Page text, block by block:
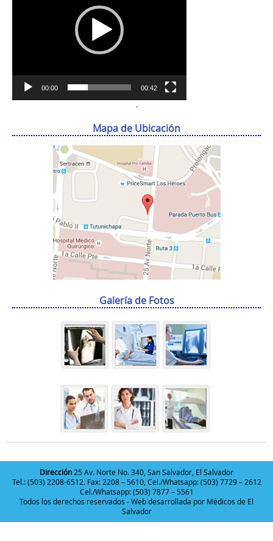
00:00 00:42
.
Mapa de Ubicación
Galería de Fotos
Dirección25 Av. Norte No. 340, San Salvador, El Salvador
Tel.: (503) 2208-6512. Fax: 2208 – 5610, Cel./Whatsapp: (503) 7729 – 2612
Cel./Whatsapp: (503) 7877 – 5561
Todos los derechos reservados - Web desarrollada por Médicos de El
Salvador